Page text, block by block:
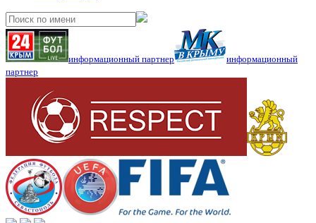
информационный партнер
информационный
партнер